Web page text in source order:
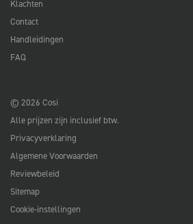
Klachten
Contact
Handleidingen
FAQ
© 2026 Cosi
Alle prijzen zijn inclusief btw.
Privacyverklaring
Algemene Voorwaarden
Reviewbeleid
Sitemap
Cookie-instellingen